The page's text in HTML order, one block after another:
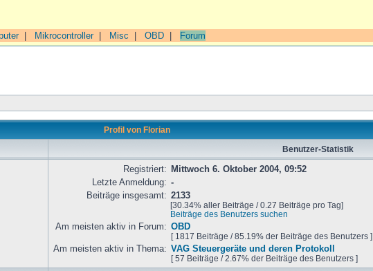
| Mikrocontroller| Misc OBD Forum
Profil von Florian
Benutzer-Statistik
Registriert:
Mittwoch 6. Oktober 2004, 09:52
Letzte Anmeldung: -
Beiträge insgesamt: 2133
[30.34% aller Beiträge / 0.27 Beiträge pro Tag]
Beiträge des Benutzers suchen
Am meisten aktiv in Forum: OBD
[ 1817 Beiträge / 85.19% der Beiträge des Benutzers ]
Am meisten aktiv in Thema: VAG Steuergeräte und deren Protokoll
[ 57 Beiträge / 2.67% der Beiträge des Benutzers ]